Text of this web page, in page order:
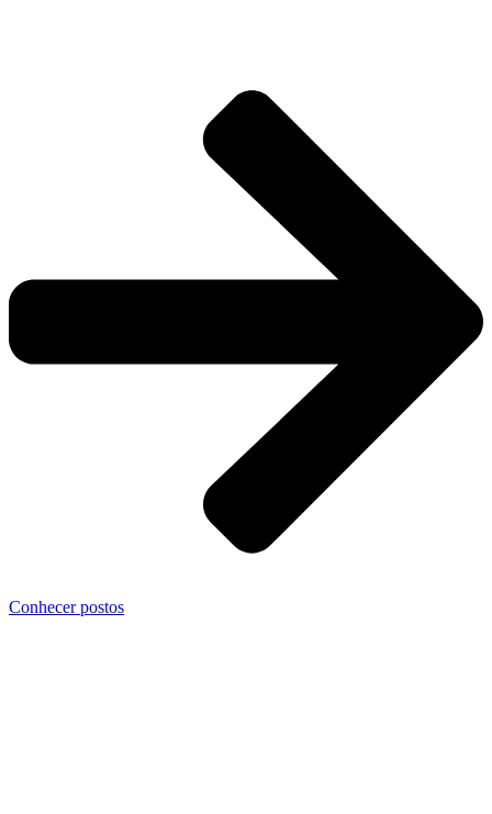
Conhecer postos